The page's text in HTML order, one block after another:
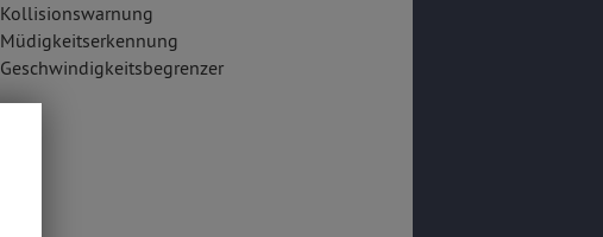
Kollisionswarnung
Müdigkeitserkennung
Geschwindigkeitsbegrenzer